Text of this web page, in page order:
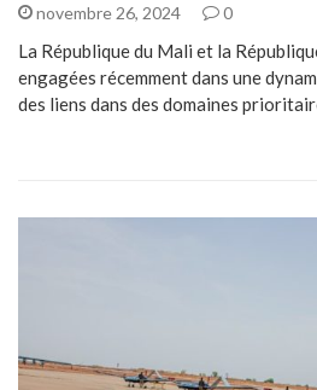
novembre 26, 2024 0
La République du Mali et la
engagées récemment dans une
des liens dans des domaines